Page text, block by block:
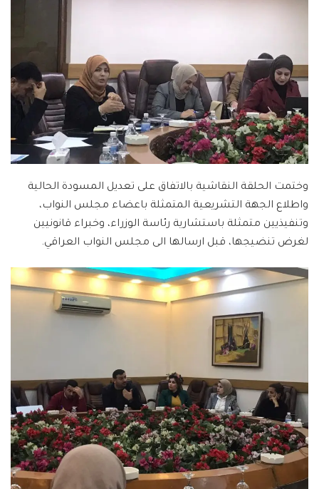
وختمت الحلقة النقاشية بالاتفاق على تعديل المسودة الحالية
واطلاع الجهة التشريعية المتمثلة باعضاء مجلس النواب،
وتنفيذيين متمثلة باستشارية رئاسة الوزراء، وخبراء قانونيين
لغرض تنضيجها، قبل ارسالها الى مجلس النواب العراقي.